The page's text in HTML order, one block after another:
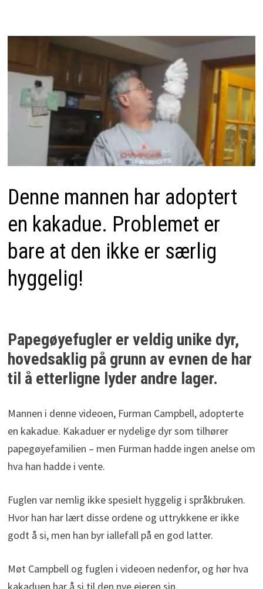
Denne mannen har adoptert
en kakadue. Problemet er
bare at den ikke er særlig
hyggelig!
Papegøyefugler er veldig unike dyr,
hovedsaklig på grunn av evnen de har
til å etterligne lyder andre lager.
Mannen i denne videoen, Furman Campbell, adopterte
en kakadue. Kakaduer er nydelige dyr som tilhører
papegøyefamilien – men Furman hadde ingen anelse om
hva han hadde i vente.
Fuglen var nemlig ikke spesielt hyggelig i språkbruken.
Hvor han har lært disse ordene og uttrykkene er ikke
godt å si, men han byr iallefall på en god latter.
Møt Campbell og fuglen i videoen nedenfor, og hør hva